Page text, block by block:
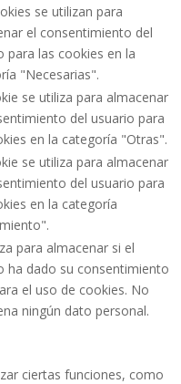
se utilizan para
el consentimiento del
para las cookies en la
"Necesarias".
se utiliza para almacenar
del usuario para
en la categoría "Otras".
se utiliza para almacenar
del usuario para
en la categoría
para almacenar si el
ha dado su consentimiento
el uso de cookies. No
ningún dato personal.
ciertas funciones, como